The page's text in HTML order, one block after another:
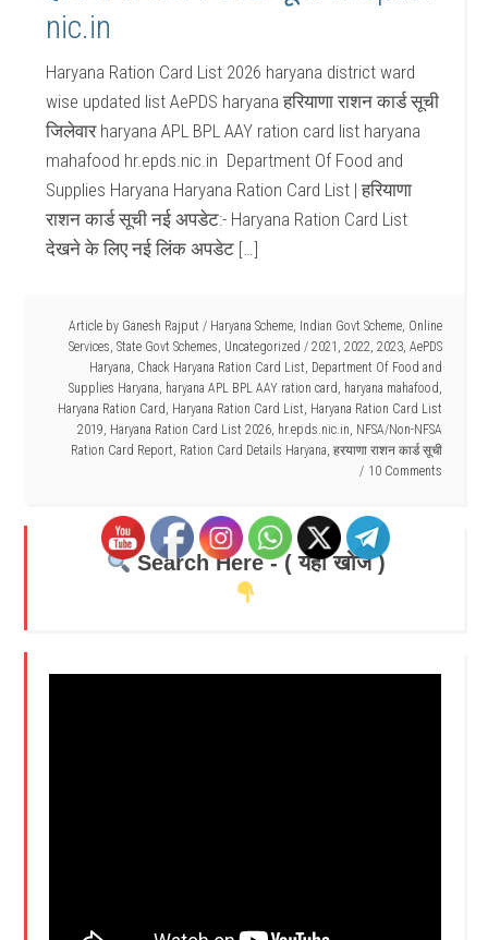
nic.in
Haryana Ration Card List 2026 haryana district ward
wise updated list AePDS haryana हरियाणा राशन कार्ड सूची
जिलेवार haryana APL BPL AAY ration card list haryana
mahafood hr.epds.nic.in Department Of Food and
Supplies Haryana Haryana Ration Card List | हरियाणा
राशन कार्ड सूची नई अपडेट:- Haryana Ration Card List
देखने के लिए नई लिंक अपडेट […]
Article by Ganesh Rajput / Haryana Scheme, Indian Govt Scheme, Online
Services, State Govt Schemes, Uncategorized / 2021 , 2022, 2023, AePDS
Haryana, Chack Haryana Ration Card List, Department Of Food and
Supplies Haryana, haryana APL BPL AAY ration card, haryana mahafood,
Haryana Ration Card, Haryana Ration Card List, Haryana Ration Card List
2019, Haryana Ration Card List 2026, hr.epds.nic.in, NFSA/Non-NFSA
Ration Card Report, Ration Card Details Haryana, हरयाणा राशन कार्ड सूची
10 Comments
Search Here - ( यहाँ खोजें )